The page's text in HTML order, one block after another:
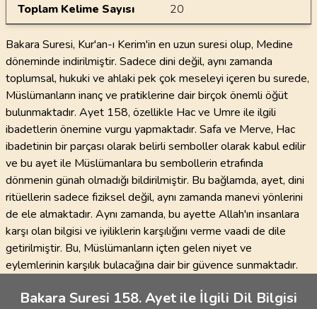
Toplam Kelime Sayısı
20
Bakara Suresi, Kur'an-ı Kerim'in en uzun suresi olup, Medine
döneminde indirilmiştir. Sadece dini değil, aynı zamanda
toplumsal, hukuki ve ahlaki pek çok meseleyi içeren bu surede,
Müslümanların inanç ve pratiklerine dair birçok önemli öğüt
bulunmaktadır. Ayet 158, özellikle Hac ve Umre ile ilgili
ibadetlerin önemine vurgu yapmaktadır. Safa ve Merve, Hac
ibadetinin bir parçası olarak belirli semboller olarak kabul edilir
ve bu ayet ile Müslümanlara bu sembollerin etrafında
dönmenin günah olmadığı bildirilmiştir. Bu bağlamda, ayet, dini
ritüellerin sadece fiziksel değil, aynı zamanda manevi yönlerini
de ele almaktadır. Aynı zamanda, bu ayette Allah'ın insanlara
karşı olan bilgisi ve iyiliklerin karşılığını verme vaadi de dile
getirilmiştir. Bu, Müslümanların içten gelen niyet ve
eylemlerinin karşılık bulacağına dair bir güvence sunmaktadır.
Bakara Suresi 158. Ayet ile İlgili Dil Bilgisi